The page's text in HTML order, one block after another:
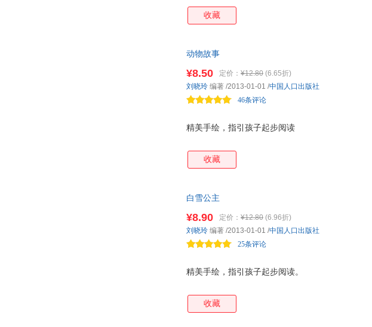
收藏
动物故事
精美手绘，指引孩子起步阅读
¥8.50 定价： ¥12.80 (6.65折)
46条评论
刘晓玲 编著 /2013-01-01 /中国人口出版社
收藏
白雪公主
精美手绘，指引孩子起步阅读。
¥8.90 定价： ¥12.80 (6.96折)
25条评论
刘晓玲 编著 /2013-01-01 /中国人口出版社
收藏